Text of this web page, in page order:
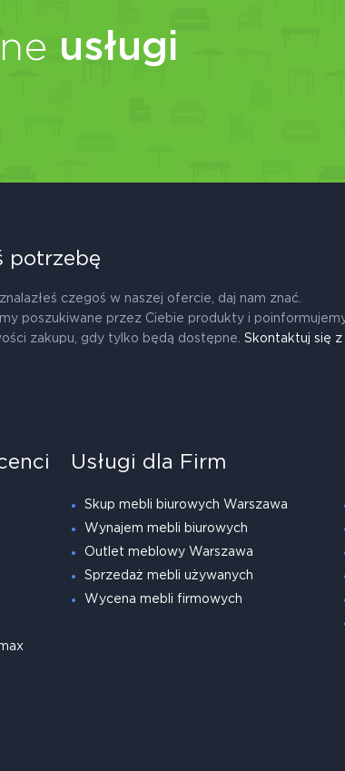
usługi
potrzebę
czegoś w naszej ofercie, daj nam znać.
poszukiwane przez Ciebie produkty i
zakupu, gdy tylko będą dostępne. Skontaktuj się z
Usługi dla Firm
Skup mebli biurowych Warszawa
Wynajem mebli biurowych
Outlet meblowy Warszawa
Sprzedaż mebli używanych
Wycena mebli firmowych